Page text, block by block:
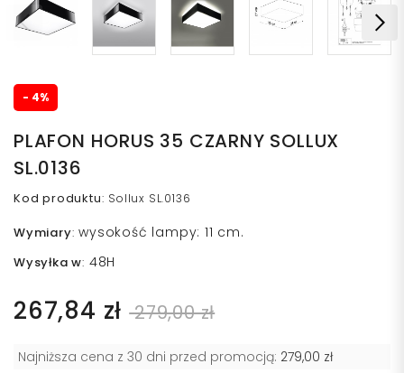
- 4%
PLAFON HORUS 35 CZARNY SOLLUX
SL.0136
Kod produktu: Sollux SL.0136
Wymiary: wysokość lampy: 11 cm.
Wysyłka w: 48H
267,84 zł 279,00 zł
Najniższa cena z 30 dni przed promocją: 279,00 zł